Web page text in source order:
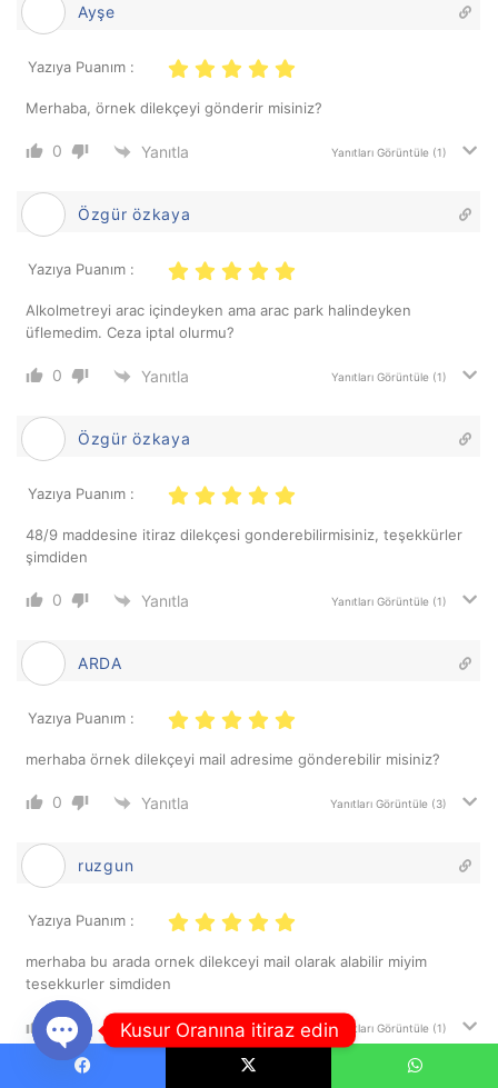
Ayşe
Yazıya Puanım :
Merhaba, örnek dilekçeyi gönderir misiniz?
0 Yanıtla Yanıtları Görüntüle (1)
Özgür özkaya
Yazıya Puanım :
Alkolmetreyi arac içindeyken ama arac park halindeyken
üflemedim. Ceza iptal olurmu?
0 Yanıtla Yanıtları Görüntüle (1)
Özgür özkaya
Yazıya Puanım :
48/9 maddesine itiraz dilekçesi gonderebilirmisiniz, teşekkürler
şimdiden
0 Yanıtla Yanıtları Görüntüle (1)
ARDA
Yazıya Puanım :
merhaba örnek dilekçeyi mail adresime gönderebilir misiniz?
0 Yanıtla Yanıtları Görüntüle (3)
ruzgun
Yazıya Puanım :
merhaba bu arada ornek dilekceyi mail olarak alabilir miyim
tesekkurler simdiden
0 Yanıtla Yanıtları Görüntüle (1)
Kusur Oranına itiraz edin
Open